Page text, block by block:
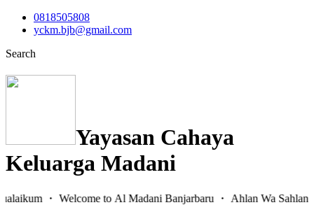
0818505808
yckm.bjb@gmail.com
Search
Yayasan Cahaya
Keluarga Madani
・ Welcome to Al Madani Banjarbaru ・ Ahlan Wa Sahlan ・